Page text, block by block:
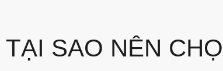
TẠI SAO NÊN